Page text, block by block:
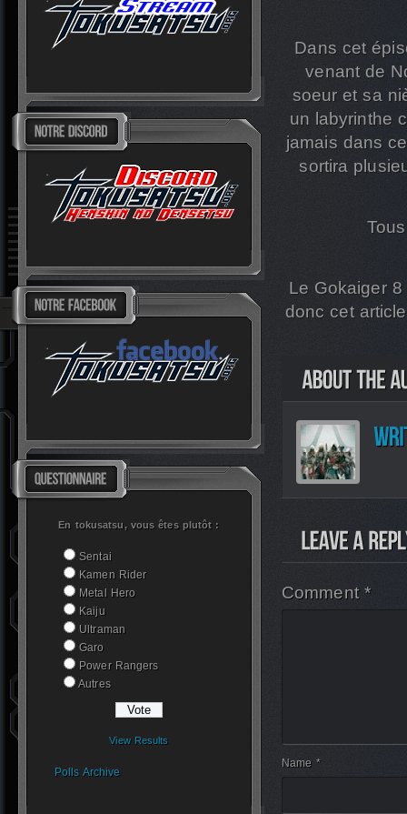
En tokusatsu, vous êtes plutôt :
Sentai
Kamen Rider
Metal Hero
Kaiju
Ultraman
Garo
Power Rangers
Autres
View Results
Polls Archive
Dans cet
venant de
soeur et sa
un labyrinthe
jamais dans
sortira
Le Gokaiger
donc cet
Comment *
Name *